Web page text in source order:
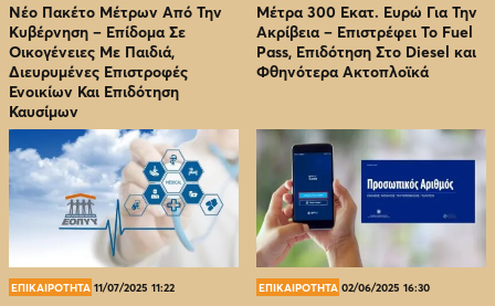
Νέο Πακέτο Μέτρων Από Την
Κυβέρνηση – Επίδομα Σε
Οικογένειες Με Παιδιά,
Διευρυμένες Επιστροφές
Ενοικίων Και Επιδότηση
Καυσίμων
Μέτρα 300 Εκατ. Ευρώ Για Την
Ακρίβεια – Επιστρέφει Το Fuel
Pass, Επιδότηση Στο Diesel και
Φθηνότερα Ακτοπλοϊκά
ΕΠΙΚΑΙΡΟΤΗΤΑ 11/07/2025 11:22 ΕΠΙΚΑΙΡΟΤΗΤΑ 02/06/2025 16:30